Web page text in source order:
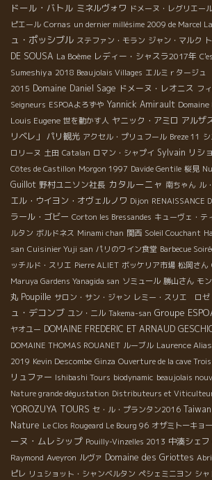
ドール・バトル ミネルヴォワ ドメーヌ・レグリエー
ピエール Cornas un dernier millésime 2009 de Marcel
ュ・ポッシブル ステファン・モラン ジャン・マルク
DE SOUSA La Boème レディー・シャスラ2017年
Sumeshiya 2018 Beaujolais Villages エルミｒタージ
2015 Domaine Daniel Sage ドメーヌ・レオニス フ
Seigneurs ESPOAよろずや Yannick Amirault
Louis Eugene 世を動かす人 ヤニック・アミロ アルザ
リベレ」 パリ観光 アクセル・プリュフール Breze 11
ロリーヌ 土田 Catalan ロマン・シャプイ Sylvain リシ
Côtes de Castillon Morgon 1997 Davide Gentile 桜見
Guillot 野村ユニソン社長 カタルーニャ 南ちゃん ル
エル・ウイヨン・オヴェルノワ Dijon RENAISSANCE
ラール・ゴビー Corton les Bressandes キューヴェ・テ
ルタン ボルドネス Minami chan 関西 Soleil Couchant
san Cuisinier Yuji san パリのワイン食堂 Barbecue
ッチルド・スリエ Pierre ALIET ボッケリア市場 松岡さん
Maruya Gardens Yanagida san ソミュール 勝山さん モ
丸 Poupille サロン・サン・ジャン レミー・スリエ ロゼ
ュ・デコンブ ユン・ニル Takema-san Groupe
ヤオユー DOMAINE FREDERIC ET ARNAUD
DOMAINE THOMAS ROUANET ルーブル Laurence Alias
2019 Kevin Descombe Ginza Ouverture de la cave
リュファー Ishibashi Tours biodynamic beaujolais
Nature grande dégustation Distributeurs et
YOROZUYA TOURS セ・ル・プランタン2016
Nature Le Clos Rougeard Le Bourg 96 オザミトーキョー
ーヌ・ムレシップ Pouilly-Vinzelles 2013 中湊シェフ
Raymond Aveyron ルヴァ Domaine des Griottes
ピレ リュショット・シャンベルタン ペシェミニヨン シャ